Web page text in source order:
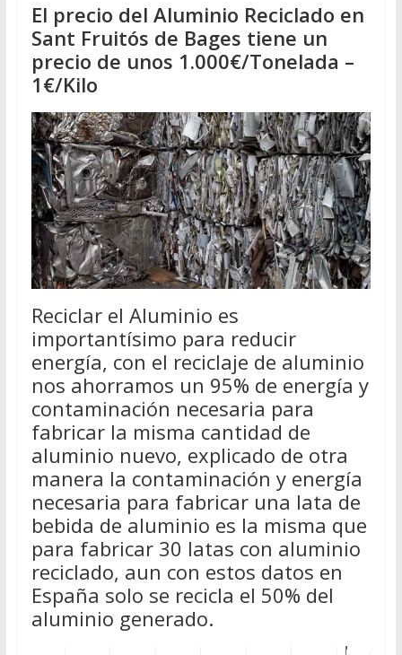
El precio del Aluminio Reciclado en
Sant Fruitós de Bages tiene un
precio de unos 1.000€/Tonelada –
1€/Kilo
Reciclar el Aluminio es
importantísimo para reducir
energía, con el reciclaje de aluminio
nos ahorramos un 95% de energía y
contaminación necesaria para
fabricar la misma cantidad de
aluminio nuevo, explicado de otra
manera la contaminación y energía
necesaria para fabricar una lata de
bebida de aluminio es la misma que
para fabricar 30 latas con aluminio
reciclado, aun con estos datos en
España solo se recicla el 50% del
aluminio generado.